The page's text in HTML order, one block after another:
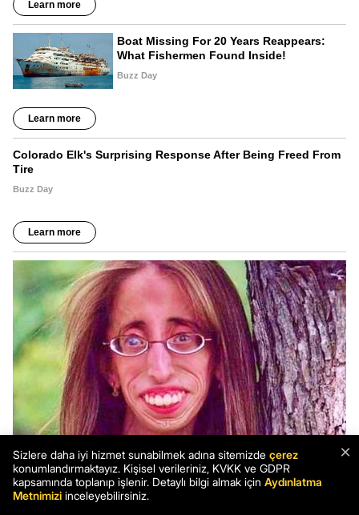
×
Sizlere daha iyi hizmet sunabilmek adına sitemizde çerez
konumlandırmaktayız. Kişisel verileriniz, KVKK ve GDPR
kapsamında toplanıp işlenir. Detaylı bilgi almak için Aydınlatma
Metnimizi inceleyebilirsiniz.